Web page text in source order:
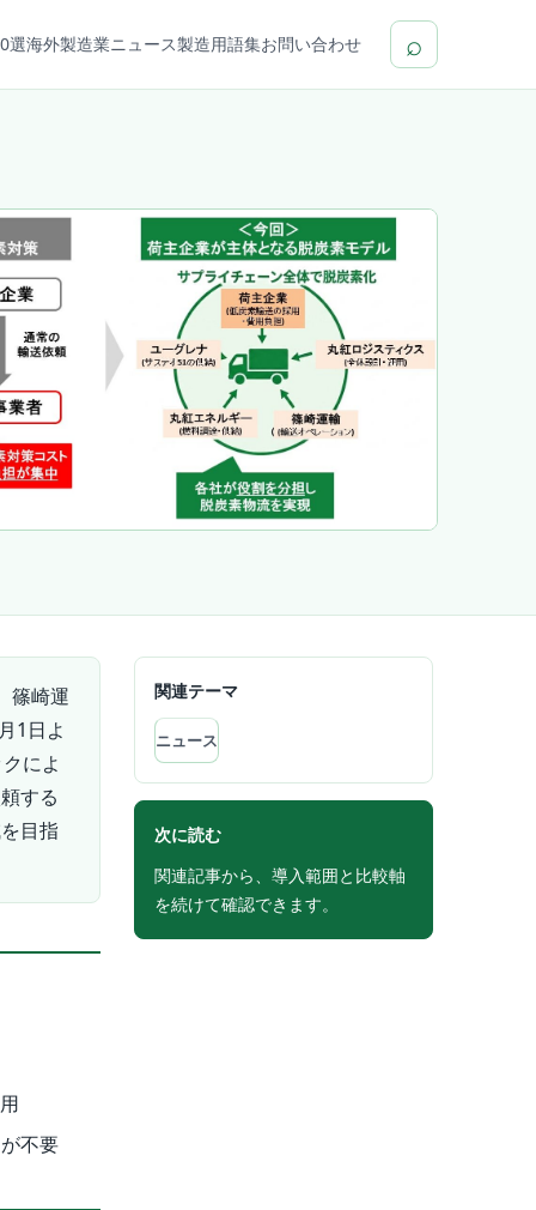
選海外製造業ニュース製造用語集お問い合わせ ⌕
篠崎運
1日よ
によ
する
目指
不要
関連テーマ
ニュース
次に読む
関連記事から、導入範囲と比較軸
を続けて確認できます。